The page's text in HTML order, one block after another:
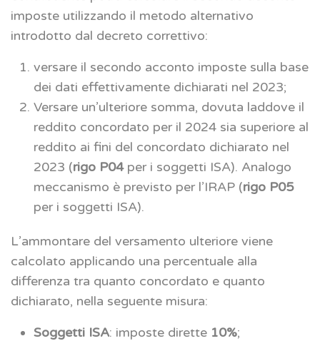
imposte utilizzando il metodo alternativo
introdotto dal decreto correttivo:
versare il secondo acconto imposte sulla base
dei dati effettivamente dichiarati nel 2023;
Versare un’ulteriore somma, dovuta laddove il
reddito concordato per il 2024 sia superiore al
reddito ai fini del concordato dichiarato nel
2023 (rigo P04per i soggetti ISA). Analogo
meccanismo è previsto per l’IRAP (rigo P05
per i soggetti ISA).
L’ammontare del versamento ulteriore viene
calcolato applicando una percentuale alla
differenza tra quanto concordato e quanto
dichiarato, nella seguente misura:
Soggetti ISA: imposte dirette 10%;